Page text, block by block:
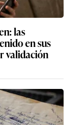
las
en sus
validación